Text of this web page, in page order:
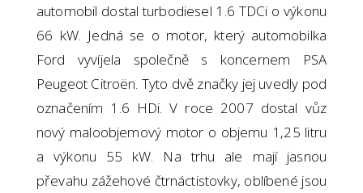
automobil dostal turbodiesel 1.6 TDCi o výkonu
66 kW. Jedná se o motor, který automobilka
Ford vyvíjela společně s koncernem PSA
Peugeot Citroën. Tyto dvě značky jej uvedly pod
označením 1.6 HDi. V roce 2007 dostal vůz
nový maloobjemový motor o objemu 1,25 litru
a výkonu 55 kW. Na trhu ale mají jasnou
převahu zážehové čtrnáctistovky, oblíbené jsou